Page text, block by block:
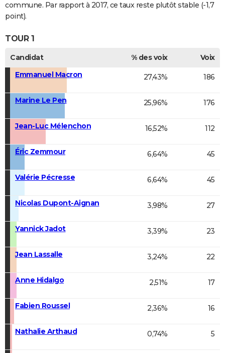
commune. Par rapport à 2017, ce taux reste plutôt stable (-1,7
point).
TOUR 1
Candidat % des voix
Voix
Emmanuel Macron
27,43% 186
Marine Le Pen 25,96% 176
Jean-Luc Mélenchon 16,52% 112
Éric Zemmour 6,64% 45
Valérie Pécresse 6,64% 45
Nicolas Dupont-Aignan 3,98% 27
Yannick Jadot 3,39% 23
Jean Lassalle 3,24% 22
Anne Hidalgo 2,51% 17
Fabien Roussel 2,36% 16
Nathalie Arthaud 0,74% 5